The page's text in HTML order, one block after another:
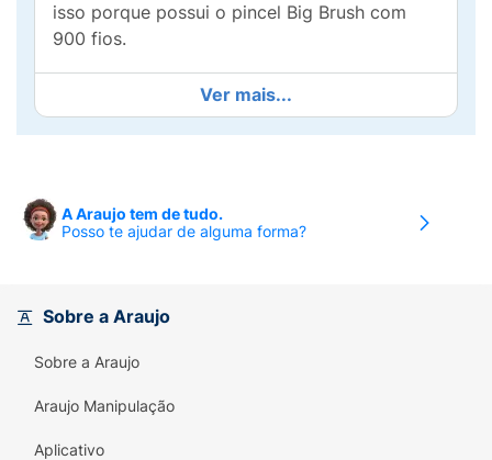
isso porque possui o pincel Big Brush com
900 fios.
Ver mais...
A Araujo tem de tudo.
Posso te ajudar de alguma forma?
Sobre a Araujo
Sobre a Araujo
Araujo Manipulação
Aplicativo